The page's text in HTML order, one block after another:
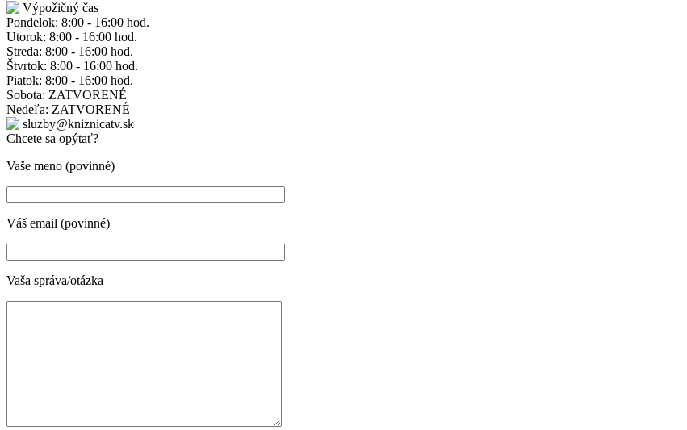
Výpožičný čas
Pondelok: 8:00 - 16:00 hod.
Utorok: 8:00 - 16:00 hod.
Streda: 8:00 - 16:00 hod.
Štvrtok: 8:00 - 16:00 hod.
Piatok: 8:00 - 16:00 hod.
Sobota: ZATVORENÉ
Nedeľa: ZATVORENÉ
sluzby@kniznicatv.sk
Chcete sa opýtať?
Vaše meno (povinné)
Váš email (povinné)
Vaša správa/otázka